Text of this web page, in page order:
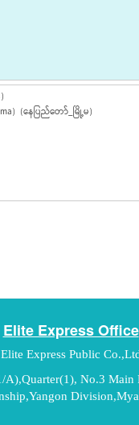
(နေပြည်တော်_မြို့မ)
Elite Express Office
Elite Express Public
A),Quarter(1), No.3 Main